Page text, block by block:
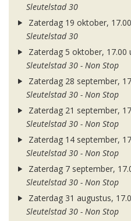
Sleutelstad 30
Zaterdag 19 oktober,
Sleutelstad 30
Zaterdag 5 oktober, 17.00
Sleutelstad 30 - Non Stop
Zaterdag 28 september,
Sleutelstad 30 - Non Stop
Zaterdag 21 september,
Sleutelstad 30 - Non Stop
Zaterdag 14 september,
Sleutelstad 30 - Non Stop
Zaterdag 7 september,
Sleutelstad 30 - Non Stop
Zaterdag 31 augustus,
Sleutelstad 30 - Non Stop